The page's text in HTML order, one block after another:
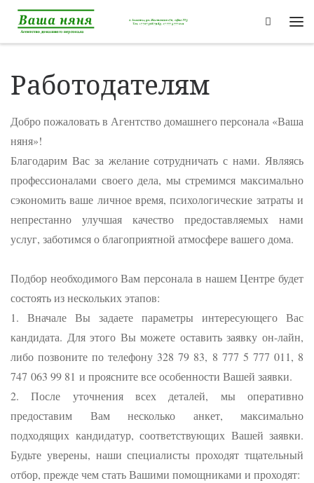
Перейти к содержимому
Search
Работодателям
Добро пожаловать в Агентство домашнего персонала «Ваша
няня»!
Благодарим Вас за желание сотрудничать с нами. Являясь
профессионалами своего дела, мы стремимся максимально
сэкономить ваше личное время, психологические затраты и
непрестанно улучшая качество предоставляемых нами
услуг, заботимся о благоприятной атмосфере вашего дома.
Подбор необходимого Вам персонала в нашем Центре будет
состоять из нескольких этапов:
1. Вначале Вы задаете параметры интересующего Вас
кандидата. Для этого Вы можете оставить заявку он-лайн,
либо позвоните по телефону 328 79 83, 8 777 5 777 011, 8
747 063 99 81 и проясните все особенности Вашей заявки.
2. После уточнения всех деталей, мы оперативно
предоставим Вам несколько анкет, максимально
подходящих кандидатур, соответствующих Вашей заявки.
Будьте уверены, наши специалисты проходят тщательный
отбор, прежде чем стать Вашими помощниками и проходят: